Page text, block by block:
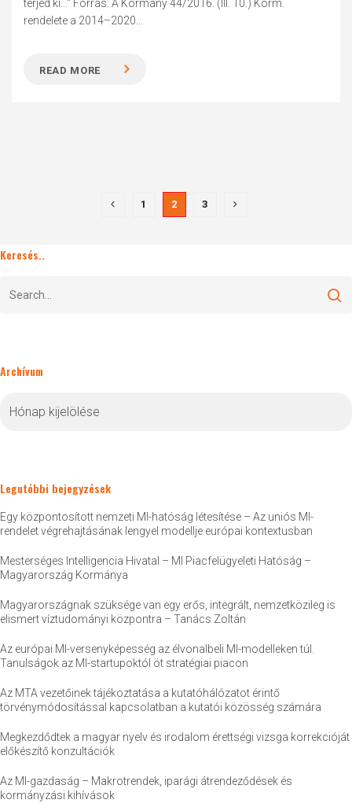
terjed ki...” Forrás: A Kormány 44/2016. (III. 10.) Korm.
rendelete a 2014–2020...
READ MORE
1 2 3
Keresés..
Archívum
Legutóbbi bejegyzések
Egy központosított nemzeti MI-hatóság létesítése – Az uniós MI-
rendelet végrehajtásának lengyel modellje európai kontextusban
Mesterséges Intelligencia Hivatal – MI Piacfelügyeleti Hatóság –
Magyarország Kormánya
Magyarországnak szüksége van egy erős, integrált, nemzetközileg is
elismert víztudományi központra – Tanács Zoltán
Az európai MI-versenyképesség az élvonalbeli MI-modelleken túl.
Tanulságok az MI-startupoktól öt stratégiai piacon
Az MTA vezetőinek tájékoztatása a kutatóhálózatot érintő
törvénymódosítással kapcsolatban a kutatói közösség számára
Megkezdődtek a magyar nyelv és irodalom érettségi vizsga korrekcióját
előkészítő konzultációk
Az MI-gazdaság – Makrotrendek, iparági átrendeződések és
kormányzási kihívások